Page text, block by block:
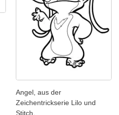
Angel, aus der
Zeichentrickserie Lilo und
Stitch.